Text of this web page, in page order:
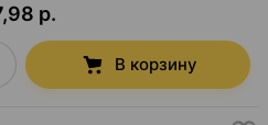
р.
В корзину